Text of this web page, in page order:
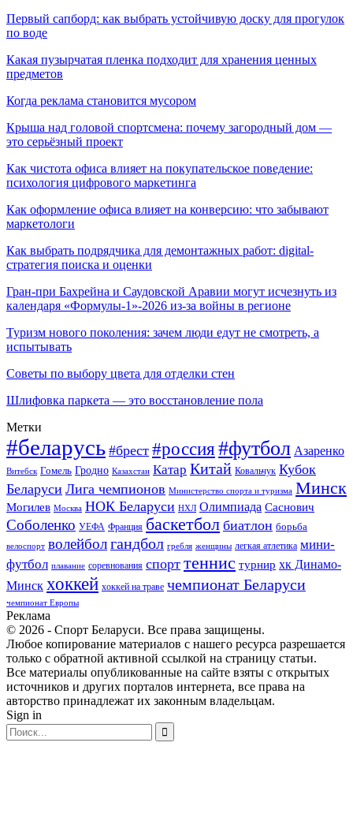
Первый сапборд: как выбрать устойчивую доску для прогулок
по воде
Какая пузырчатая пленка подходит для хранения ценных
предметов
Когда реклама становится мусором
Крыша над головой спортсмена: почему загородный дом —
это серьёзный проект
Как чистота офиса влияет на покупательское поведение:
психология цифрового маркетинга
Как оформление офиса влияет на конверсию: что забывают
маркетологи
Как выбрать подрядчика для демонтажных работ: digital-
стратегия поиска и оценки
Гран-при Бахрейна и Саудовской Аравии могут исчезнуть из
календаря «Формулы-1»-2026 из-за войны в регионе
Туризм нового поколения: зачем люди едут не смотреть, а
испытывать
Советы по выбору цвета для отделки стен
Шлифовка паркета — это восстановление пола
Метки
#беларусь #брест #россия#футбол Азаренко
Витебск Гомель Гродно Казахстан Катар Китай Ковальчук Кубок
Беларуси Лига чемпионов Министерство спорта и туризма Минск
Могилев Москва НОК Беларуси НХЛ Олимпиада Саснович
Соболенко УЕФА Франция баскетбол биатлон борьба
велоспорт волейболгандбол гребля женщины легкая атлетика мини-
футбол плавание соревнования спорт теннис турнир хк Динамо-
Минск хоккей хоккей на траве чемпионат Беларуси
чемпионат Европы
Реклама
© 2026 - Спорт Беларуси. Все права защищены.
Любое копирование материалов с нашего ресурса разрешается
только с обратной активной ссылкой на страницу статьи.
Все материалы опубликованные на сайте взяты с открытых
источников и других порталов интернета, все права на
авторство принадлежат их законным владельцам.
Sign in